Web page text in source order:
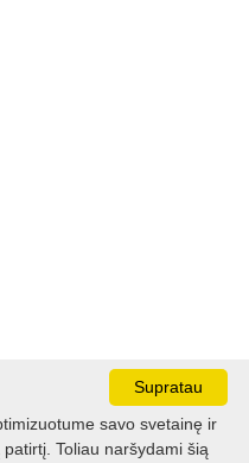
Supratau
savo svetainę ir
Toliau naršydami šią